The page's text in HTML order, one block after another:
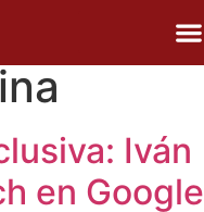
Google
Iván
en Google